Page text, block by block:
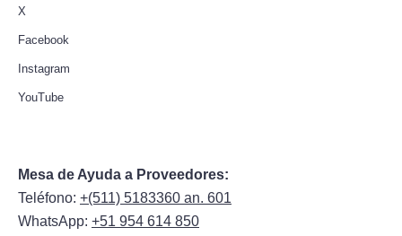
X
Facebook
Instagram
YouTube
Mesa de Ayuda a Proveedores:
Teléfono: +(511) 5183360 an. 601
WhatsApp: +51 954 614 850